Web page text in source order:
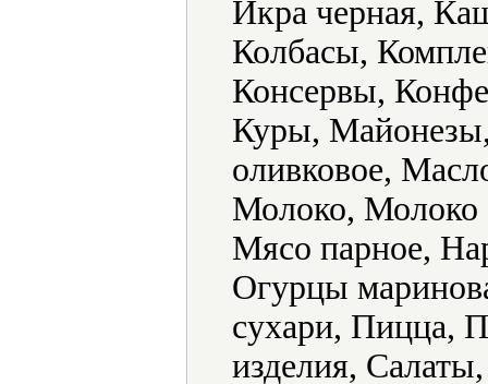
Икра черная,
Колбасы,
Консервы,
Куры,
оливковое,
Молоко, Молоко
Мясо парное,
Огурцы
сухари, Пицца,
изделия,